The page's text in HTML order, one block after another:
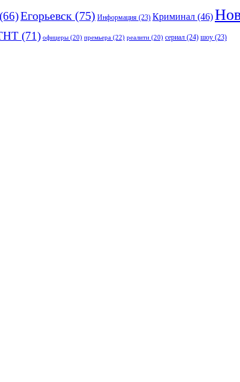
(66)Егорьевск (75) Информация (23) Криминал (46)
(71) офицеры (20) премьера (22) реалити (20) сериал (24) шоу (23)